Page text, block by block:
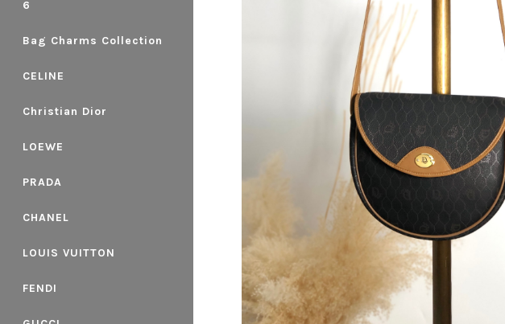
6
Bag Charms Collection
CELINE
Christian Dior
LOEWE
PRADA
CHANEL
LOUIS VUITTON
FENDI